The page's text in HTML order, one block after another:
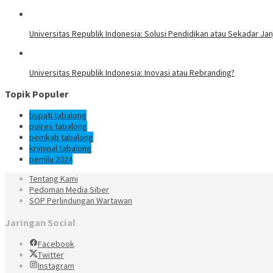
Universitas Republik Indonesia: Solusi Pendidikan atau Sekadar
Universitas Republik Indonesia: Inovasi atau Rebranding?
Topik Populer
bupati tabalong
polres tabalong
pemkab tabalong
kriminal tabalong
pemilu 2024
Tentang Kami
Pedoman Media Siber
SOP Perlindungan Wartawan
Jaringan Social
Facebook
Twitter
Instagram